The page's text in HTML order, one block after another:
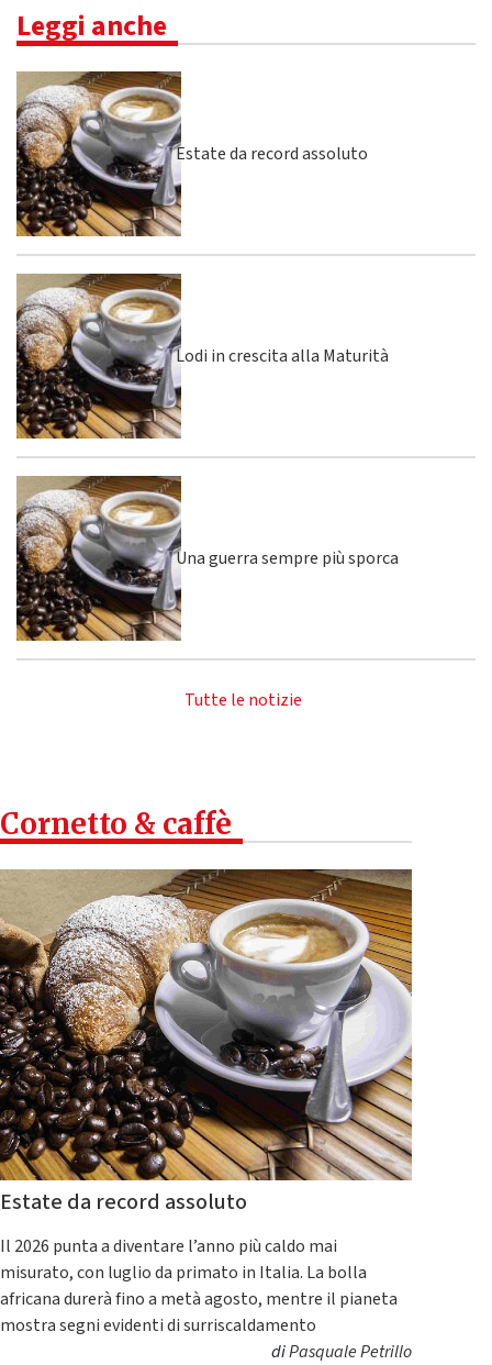
Leggi anche
Estate da record assoluto
Lodi in crescita alla Maturità
Una guerra sempre più sporca
Tutte le notizie
Cornetto & caffè
Estate da record assoluto
Il 2026 punta a diventare l’anno più caldo mai
misurato, con luglio da primato in Italia. La bolla
africana durerà fino a metà agosto, mentre il pianeta
mostra segni evidenti di surriscaldamento
diPasquale Petrillo